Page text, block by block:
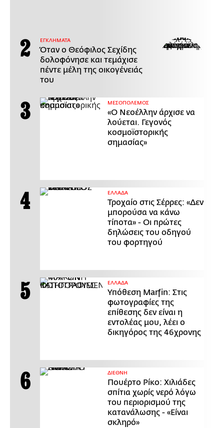
ΕΓΚΛΗΜΑΤΑ
Όταν ο Θεόφιλος Σεχίδης
δολοφόνησε και τεμάχισε
πέντε μέλη της οικογένειάς
του
ΜΕΣΟΠΟΛΕΜΟΣ
«Ο Νεοέλλην άρχισε να
λούεται. Γεγονός
κοσμοϊστορικής
σημασίας»
ΕΛΛΑΔΑ
Τροχαίο στις Σέρρες: «Δεν
μπορούσα να κάνω
τίποτα» - Οι πρώτες
δηλώσεις του οδηγού
του φορτηγού
ΕΛΛΑΔΑ
Υπόθεση Marfin: Στις
φωτογραφίες της
επίθεσης δεν είναι η
εντολέας μου, λέει ο
δικηγόρος της 46χρονης
ΔΙΕΘΝΗ
Πουέρτο Ρίκο: Χιλιάδες
σπίτια χωρίς νερό λόγω
του περιορισμού της
κατανάλωσης - «Είναι
σκληρό»